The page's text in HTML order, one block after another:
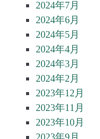
2024年7月
2024年6月
2024年5月
2024年4月
2024年3月
2024年2月
2023年12月
2023年11月
2023年10月
2023年9月